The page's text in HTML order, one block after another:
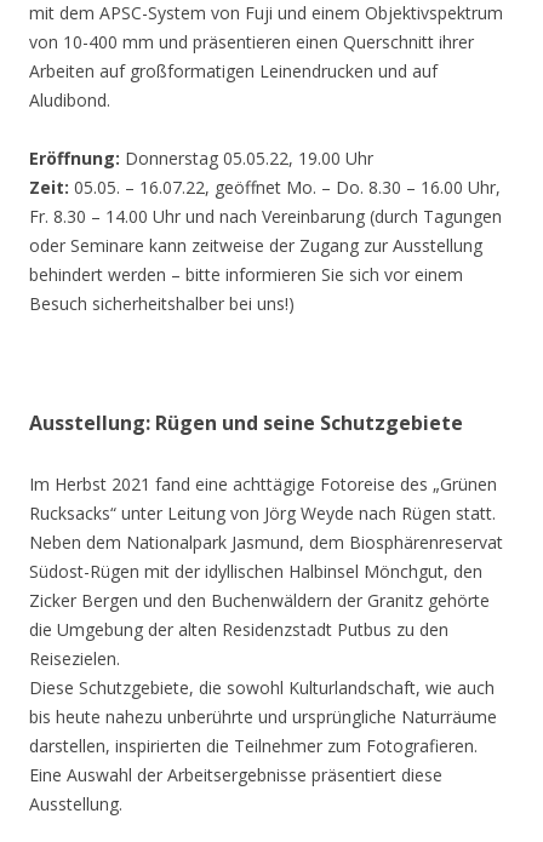
mit dem APSC-System von Fuji und einem Objektivspektrum
von 10-400 mm und präsentieren einen Querschnitt ihrer
Arbeiten auf großformatigen Leinendrucken und auf
Aludibond.
Eröffnung: Donnerstag 05.05.22, 19.00 Uhr
Zeit: 05.05. – 16.07.22, geöffnet Mo. – Do. 8.30 – 16.00 Uhr,
Fr. 8.30 – 14.00 Uhr und nach Vereinbarung (durch Tagungen
oder Seminare kann zeitweise der Zugang zur Ausstellung
behindert werden – bitte informieren Sie sich vor einem
Besuch sicherheitshalber bei uns!)
Ausstellung: Rügen und seine Schutzgebiete
Im Herbst 2021 fand eine achttägige Fotoreise des „Grünen
Rucksacks“ unter Leitung von Jörg Weyde nach Rügen statt.
Neben dem Nationalpark Jasmund, dem Biosphärenreservat
Südost-Rügen mit der idyllischen Halbinsel Mönchgut, den
Zicker Bergen und den Buchenwäldern der Granitz gehörte
die Umgebung der alten Residenzstadt Putbus zu den
Reisezielen.
Diese Schutzgebiete, die sowohl Kulturlandschaft, wie auch
bis heute nahezu unberührte und ursprüngliche Naturräume
darstellen, inspirierten die Teilnehmer zum Fotografieren.
Eine Auswahl der Arbeitsergebnisse präsentiert diese
Ausstellung.